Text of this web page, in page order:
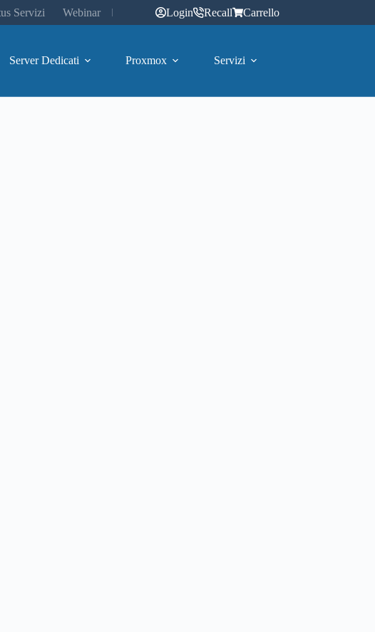
Servizi Webinar Login Recall Carrello
Server Dedicati Proxmox Servizi